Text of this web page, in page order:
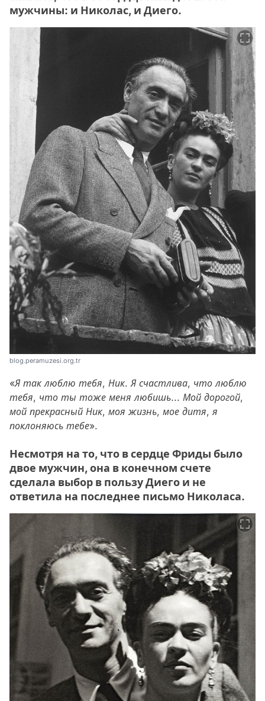
мужчины: и Николас, и Диего.
blog.peramuzesi.org.tr
«Я так люблю тебя, Ник. Я счастлива, что люблю
тебя, что ты тоже меня любишь... Мой дорогой,
мой прекрасный Ник, моя жизнь, мое дитя, я
поклоняюсь тебе».
Несмотря на то, что в сердце Фриды было
двое мужчин, она в конечном счете
сделала выбор в пользу Диего и не
ответила на последнее письмо Николаса.